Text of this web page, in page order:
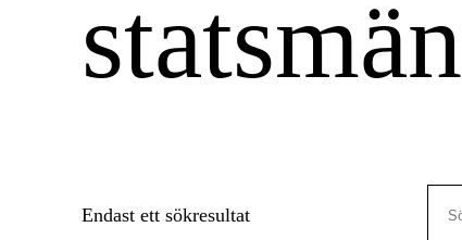
statsmän
Endast ett sökresultat